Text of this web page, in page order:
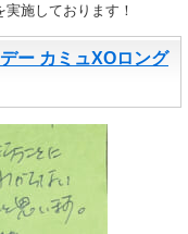
施しております！
ー カミュXOロング